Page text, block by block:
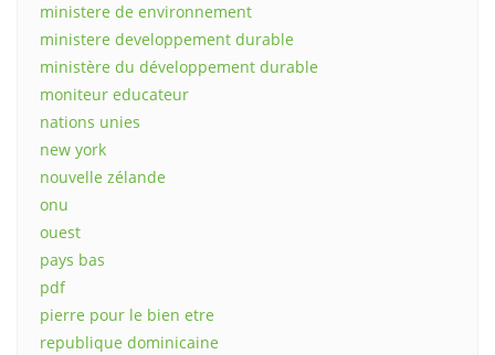
ministere de environnement
ministere developpement durable
ministère du développement durable
moniteur educateur
nations unies
new york
nouvelle zélande
onu
ouest
pays bas
pdf
pierre pour le bien etre
republique dominicaine